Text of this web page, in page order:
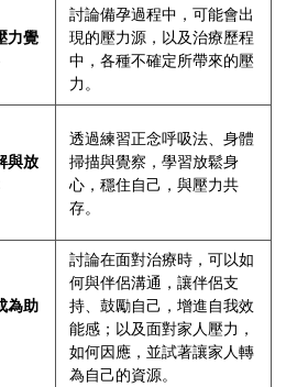
力覺
討論備孕過程中，可能會出
現的壓力源，以及治療歷程
中，各種不確定所帶來的壓
力。
與放
透過練習正念呼吸法、身體
掃描與覺察，學習放鬆身
心，穩住自己，與壓力共
存。
為助
討論在面對治療時，可以如
何與伴侶溝通，讓伴侶支
持、鼓勵自己，增進自我效
能感；以及面對家人壓力，
如何因應，並試著讓家人轉
為自己的資源。